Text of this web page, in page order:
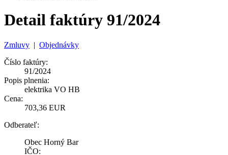
Detail faktúry 91/2024
Zmluvy | Objednávky
Číslo faktúry:
91/2024
Popis plnenia:
elektrika VO HB
Cena:
703,36 EUR
Odberateľ:
Obec Horný Bar
IČO: